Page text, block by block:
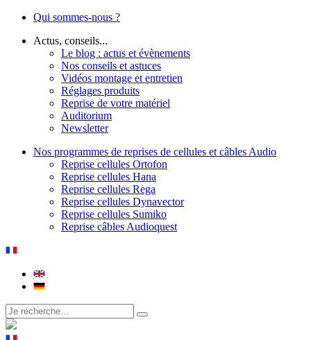
Qui sommes-nous ?
Actus, conseils...
Le blog : actus et évènements
Nos conseils et astuces
Vidéos montage et entretien
Réglages produits
Reprise de votre matériel
Auditorium
Newsletter
Nos programmes de reprises de cellules et câbles Audio
Reprise cellules Ortofon
Reprise cellules Hana
Reprise cellules Rega
Reprise cellules Dynavector
Reprise cellules Sumiko
Reprise câbles Audioquest